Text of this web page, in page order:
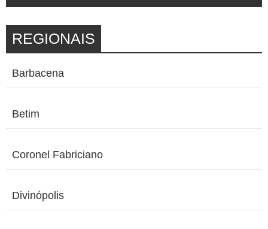
REGIONAIS
Barbacena
Betim
Coronel Fabriciano
Divinópolis